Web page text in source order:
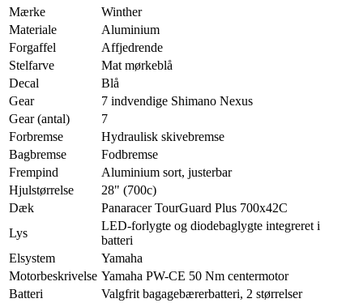
Mærke
Winther
Materiale
Aluminium
Forgaffel
Affjedrende
Stelfarve
Mat mørkeblå
Decal
Blå
Gear
7 indvendige Shimano Nexus
Gear (antal)
7
Forbremse
Hydraulisk skivebremse
Bagbremse
Fodbremse
Frempind
Aluminium sort, justerbar
Hjulstørrelse
28" (700c)
Dæk
Panaracer TourGuard Plus 700x42C
Lys
LED-forlygte og diodebaglygte integreret i
batteri
Elsystem
Yamaha
Motorbeskrivelse Yamaha PW-CE 50 Nm centermotor
Batteri
Valgfrit bagagebærerbatteri, 2 størrelser